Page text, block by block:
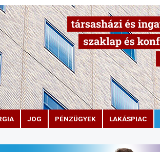
JOG PÉNZÜGYEK LAKÁSPIAC